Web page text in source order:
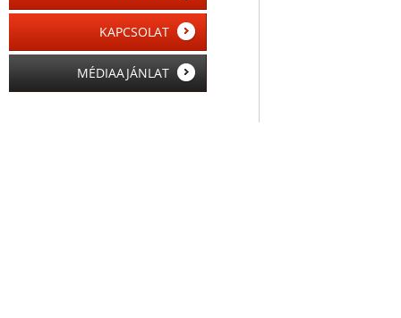
KAPCSOLAT
MÉDIAAJÁNLAT